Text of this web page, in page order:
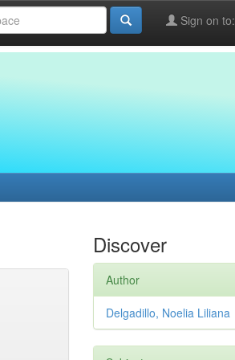
Sign on to:
Discover
Author
Delgadillo, Noelia Liliana